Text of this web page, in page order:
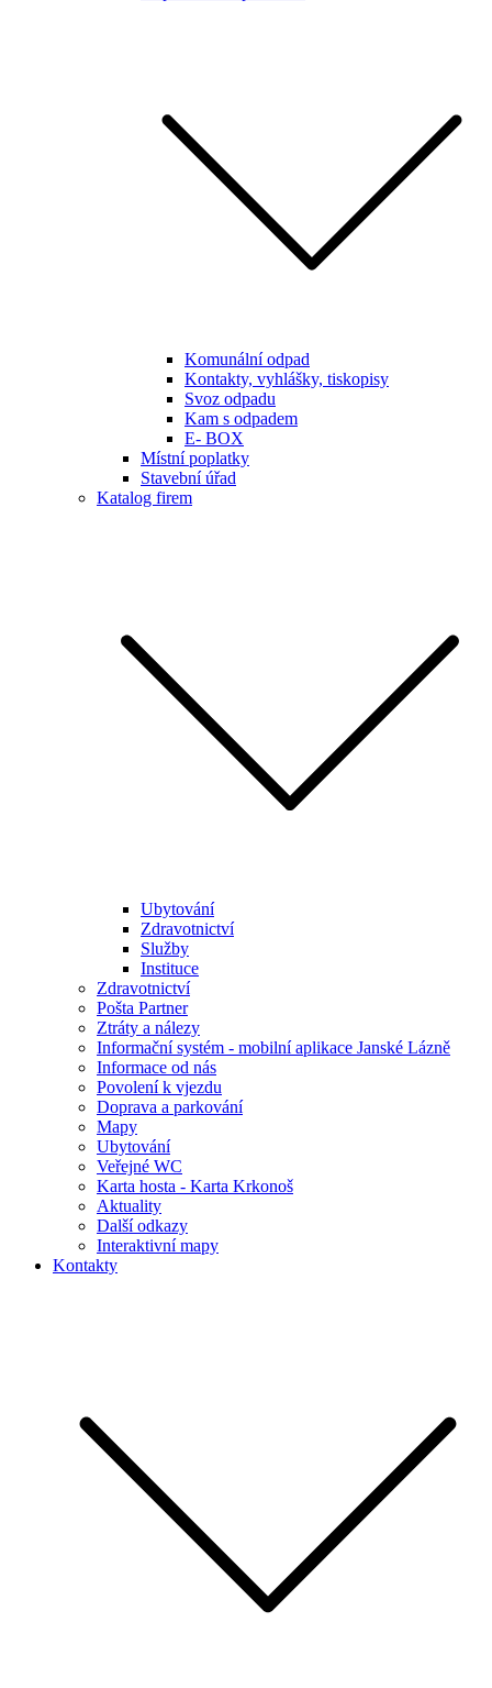
Komunální odpad
Kontakty, vyhlášky, tiskopisy
Svoz odpadu
Kam s odpadem
E- BOX
Místní poplatky
Stavební úřad
Katalog firem
Ubytování
Zdravotnictví
Služby
Instituce
Zdravotnictví
Pošta Partner
Ztráty a nálezy
Informační systém - mobilní aplikace Janské Lázně
Informace od nás
Povolení k vjezdu
Doprava a parkování
Mapy
Ubytování
Veřejné WC
Karta hosta - Karta Krkonoš
Aktuality
Další odkazy
Interaktivní mapy
Kontakty